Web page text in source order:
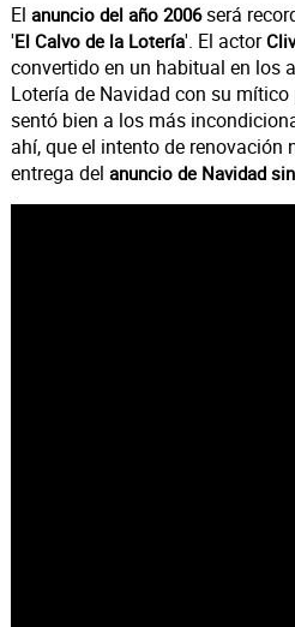
El anuncio del año 2006será
'El Calvo de la Lotería'. El actor
convertido en un habitual en los
Lotería de Navidad con su
sentó bien a los más
ahí, que el intento de renovación
entrega del anuncio de Navidad